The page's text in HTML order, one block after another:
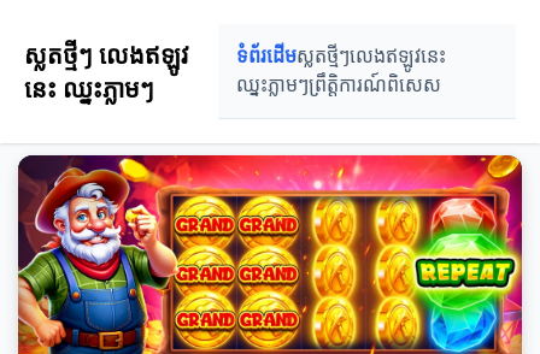
ស្លតថ្មីៗ លេងឥឡូវ
នេះ ឈ្នះភ្លាមៗ
ទំព័រដើមស្លតថ្មីៗលេងឥឡូវនេះ
ឈ្នះភ្លាមៗព្រឹត្តិការណ៍ពិសេស